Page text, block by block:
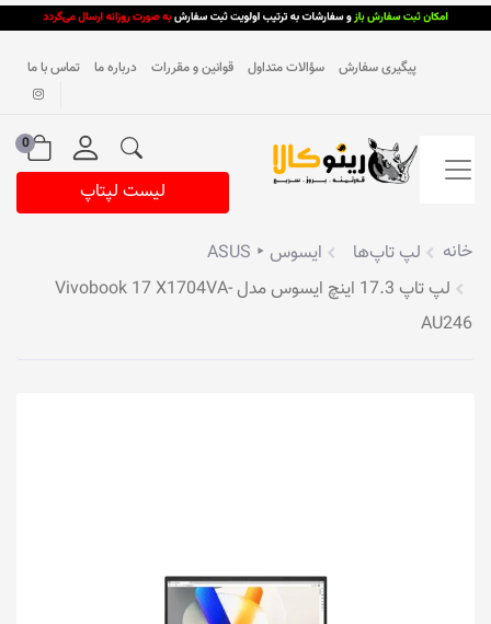
پیگیری سفارش سؤالات متداول قوانین و مقررات درباره ما تماس با ما
0
لیست لپتاپ
خانه لپ تاپ‌ها
ایسوس ‣ ASUS
لپ تاپ 17.3 اینچ ایسوس مدل Vivobook 17 X1704VA-
AU246